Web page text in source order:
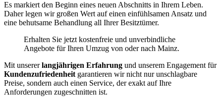
Es markiert den Beginn eines neuen Abschnitts in Ihrem Leben.
Daher legen wir großen Wert auf einen einfühlsamen Ansatz und
eine behutsame Behandlung all Ihrer Besitztümer.
Erhalten Sie jetzt kostenfreie und unverbindliche
Angebote für Ihren Umzug von oder nach Mainz.
Mit unsererlangjährigen Erfahrung und unserem Engagement für
Kundenzufriedenheit garantieren wir nicht nur unschlagbare
Preise, sondern auch einen Service, der exakt auf Ihre
Anforderungen zugeschnitten ist.